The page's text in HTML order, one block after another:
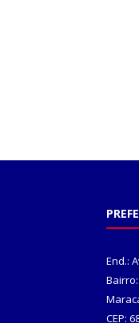
End.:
CEP: